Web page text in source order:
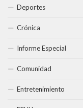
Deportes
Crónica
Informe Especial
Comunidad
Entretenimiento